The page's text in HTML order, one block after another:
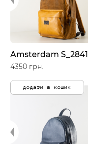
Amsterdam S_2841
4350 грн.
додати в кошик